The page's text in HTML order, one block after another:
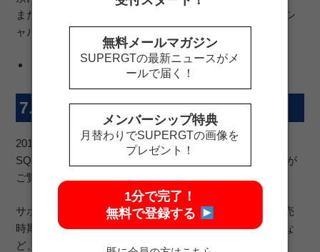
また、2017サポーターズクラブ会員専用サイト内オフィシ
ャルWEBショップでも会員価格にてお買上頂けます。
※一部除外品があります。
7. 会員限定情報をお届けします！
2017サポーターズクラブにご入会いただくとSUPER GT
SQUAREサイト内、サポーターズクラブ会員専用ページが
ご覧いただけます。
サポーターズクラブ会員専用ページでは、チケットの発売
時期・発売券種情報や公式テスト等イベントへのご招待な
ど、会員だけに情報を公開しております。
無料メールマガジン
SUPERGTの最新ニュースがメ
ールで届く！
メンバーシップ特典
月替わりでSUPERGTの画像を
プレゼント！
1分で完了！
無料で登録する